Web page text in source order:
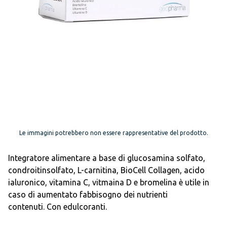
Le immagini potrebbero non essere rappresentative del prodotto.
Integratore alimentare a base di glucosamina solfato,
condroitinsolfato, L-carnitina, BioCell Collagen, acido
ialuronico, vitamina C, vitmaina D e bromelina è utile in
caso di aumentato fabbisogno dei nutrienti
contenuti. Con edulcoranti.